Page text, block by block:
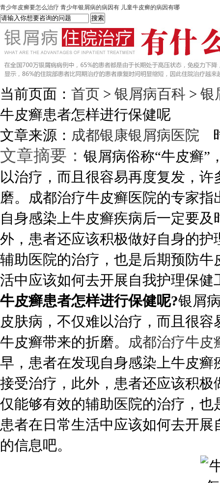
青少年皮癣要怎么治疗 青少年银屑病的病因有 儿童牛皮癣的病因有哪
当前页面： 首页 > 银屑病百科 > 银
牛皮癣患者怎样进行保健呢
文章来源： 成都银康银屑病医院
文章摘要： 银屑病俗称“牛皮癣”
以治疗，而且很容易再度复发，
磨。成都治疗牛皮癣医院的专家
自身感染上牛皮癣疾病后一定要
外，患者还应该积极做好自身的
辅助医院的治疗，也是后期预防
活中应该如何去开展自我护理保
牛皮癣患者怎样进行保健呢?银屑
皮肤病，不仅难以治疗，而且很
牛皮癣带来的折磨。 成都治疗牛皮
早，患者在发现自身感染上牛皮
接受治疗，此外，患者还应该积
仅能够有效的辅助医院的治疗，
患者在日常生活中应该如何去开
的信息吧。